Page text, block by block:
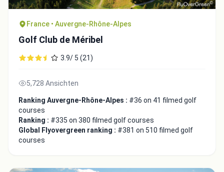
France • Auvergne-Rhône-Alpes
Golf Club de Méribel
3.9/ 5 (21)
5,728 Ansichten
Ranking Auvergne-Rhône-Alpes : #36 on 41 filmed golf
courses
Ranking : #335 on 380 filmed golf courses
Global Flyovergreen ranking : #381 on 510 filmed golf
courses
Integrate video
Video choice: